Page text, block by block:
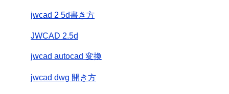
jwcad 2 5d書き方
JWCAD 2.5d
jwcad autocad 変換
jwcad dwg 開き方